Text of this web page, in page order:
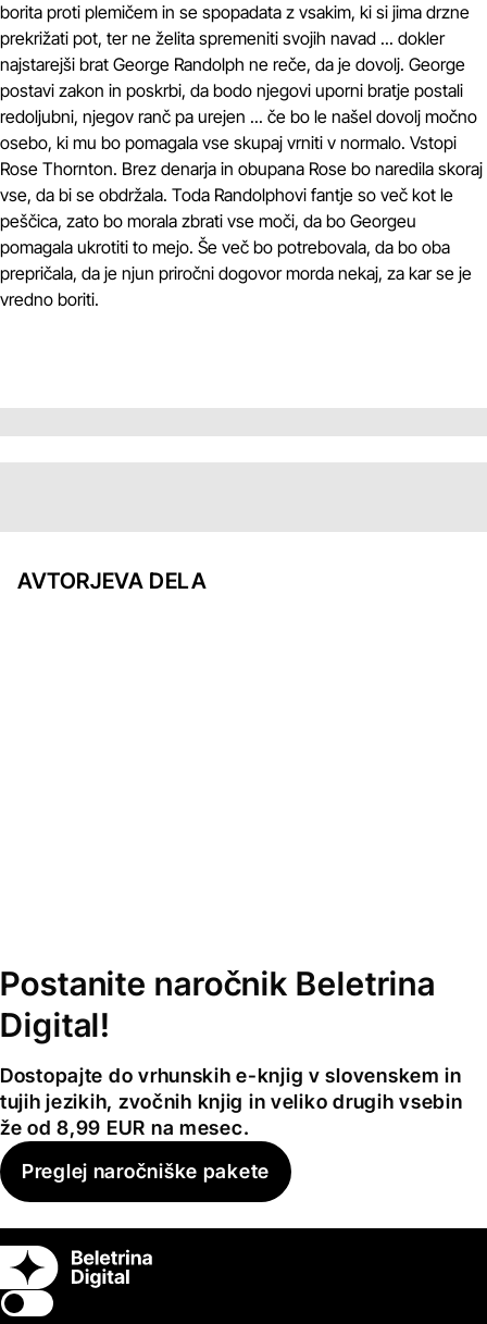
borita proti plemičem in se spopadata z vsakim, ki si jima drzne
prekrižati pot, ter ne želita spremeniti svojih navad ... dokler
najstarejši brat George Randolph ne reče, da je dovolj. George
postavi zakon in poskrbi, da bodo njegovi uporni bratje postali
redoljubni, njegov ranč pa urejen ... če bo le našel dovolj močno
osebo, ki mu bo pomagala vse skupaj vrniti v normalo. Vstopi
Rose Thornton. Brez denarja in obupana Rose bo naredila skoraj
vse, da bi se obdržala. Toda Randolphovi fantje so več kot le
peščica, zato bo morala zbrati vse moči, da bo Georgeu
pomagala ukrotiti to mejo. Še več bo potrebovala, da bo oba
prepričala, da je njun priročni dogovor morda nekaj, za kar se je
vredno boriti.
AVTORJEVA DELA
Postanite naročnik Beletrina
Digital!
Dostopajte do vrhunskih e-knjig v slovenskem in
tujih jezikih, zvočnih knjig in veliko drugih vsebin
že od 8,99 EUR na mesec.
Preglej naročniške pakete
Switch theme